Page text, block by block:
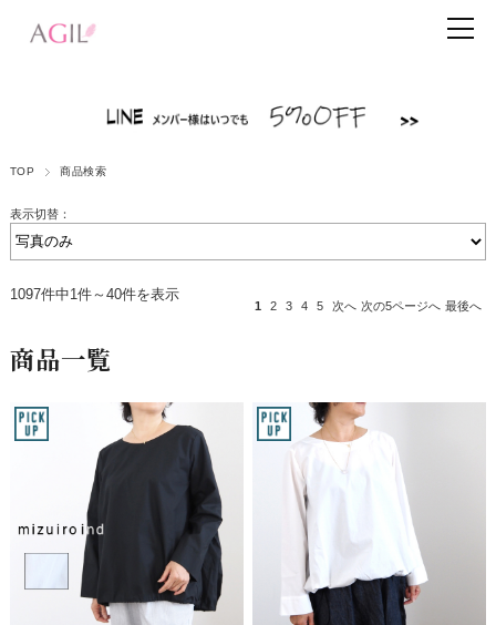
TOP 商品検索
表示切替：
1097件中1件～40件を表示
1 2 3 4 5 次へ 次の5ページへ 最後へ
商品一覧